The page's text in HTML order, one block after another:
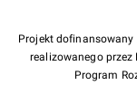
Projekt
realizowanego
Program